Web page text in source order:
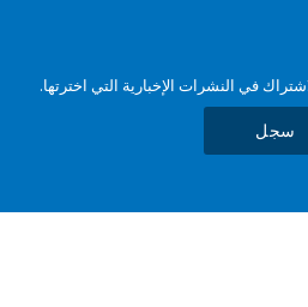
في النشرات الإخبارية التي اخترتها.
سجل